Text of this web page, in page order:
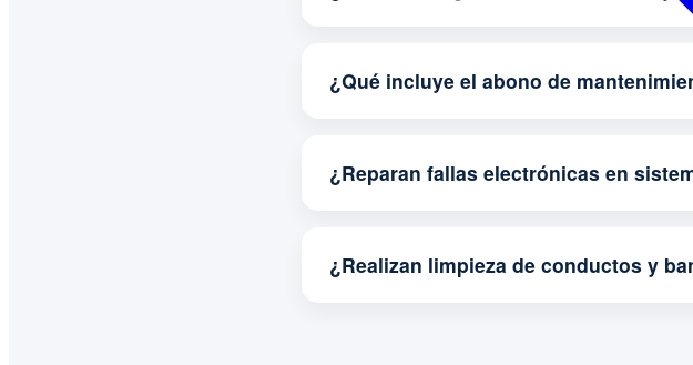
¿Qué incluye el abono de
¿Reparan fallas electrónicas en
¿Realizan limpieza de conductos y